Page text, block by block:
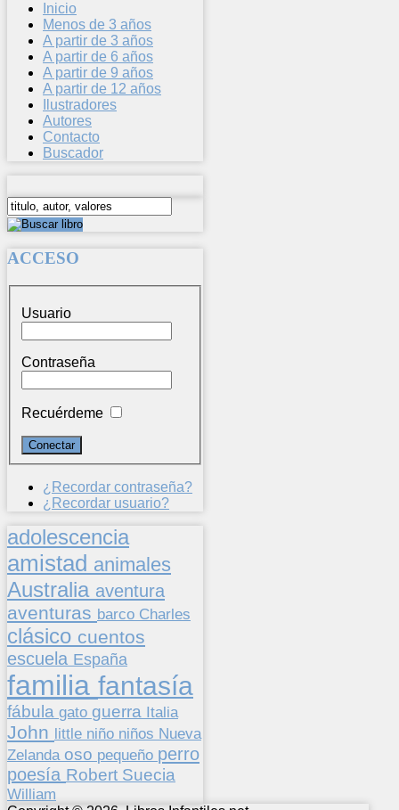
Inicio
Menos de 3 años
A partir de 3 años
A partir de 6 años
A partir de 9 años
A partir de 12 años
Ilustradores
Autores
Contacto
Buscador
ACCESO
Usuario
Contraseña
Recuérdeme
¿Recordar contraseña?
¿Recordar usuario?
adolescencia
amistad animales
Australia aventura
aventuras barco Charles
clásico cuentos
escuela España
familia fantasía
fábula gato guerra Italia
John little niño niños Nueva
Zelanda oso pequeño perro
poesía Robert Suecia
William